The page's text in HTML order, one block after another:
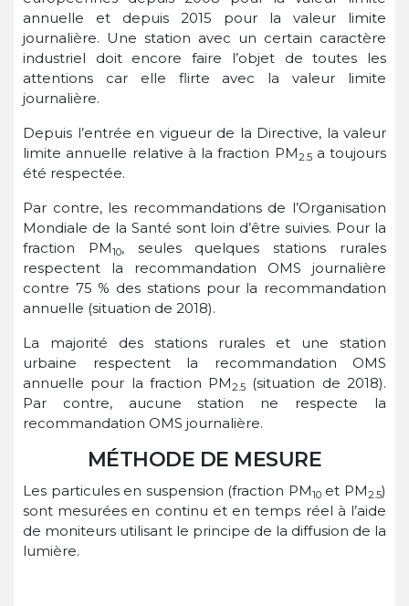
annuelle et depuis 2015 pour la valeur limite
journalière. Une station avec un certain caractère
industriel doit encore faire l’objet de toutes les
attentions car elle flirte avec la valeur limite
journalière.
Depuis l’entrée en vigueur de la Directive, la valeur
limite annuelle relative à la fraction PM2.5a toujours
été respectée.
Par contre, les recommandations de l’Organisation
Mondiale de la Santé sont loin d’être suivies. Pour la
fraction PM10, seules quelques stations rurales
respectent la recommandation OMS journalière
contre 75 % des stations pour la recommandation
annuelle (situation de 2018).
La majorité des stations rurales et une station
urbaine respectent la recommandation OMS
annuelle pour la fraction PM2.5
(situation de 2018).
Par contre, aucune station ne respecte la
recommandation OMS journalière.
MÉTHODE DE MESURE
Les particules en suspension (fraction PM10et PM2.5)
sont mesurées en continu et en temps réel à l’aide
de moniteurs utilisant le principe de la diffusion de la
lumière.